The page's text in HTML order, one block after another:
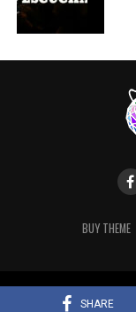
SHARE
BUY THEME
Copyright © 2020